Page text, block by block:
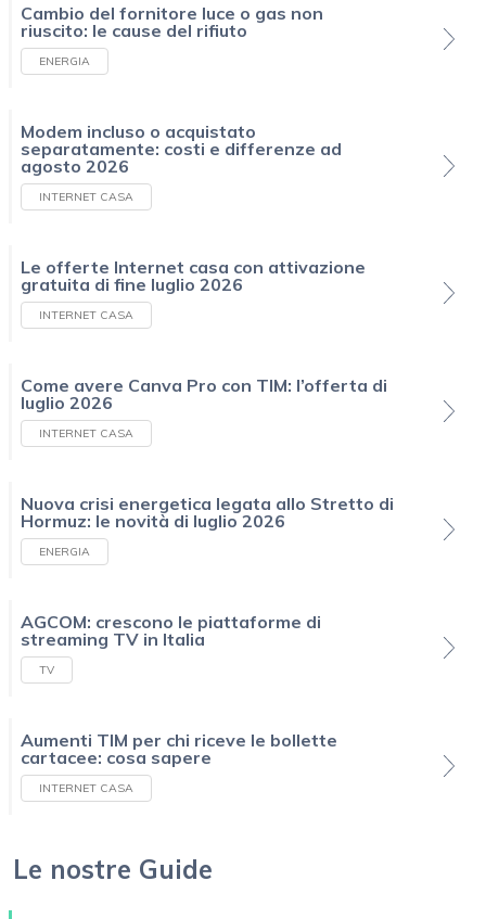
Cambio del fornitore luce o gas non
riuscito: le cause del rifiuto
ENERGIA
Modem incluso o acquistato
separatamente: costi e differenze ad
agosto 2026
INTERNET CASA
Le offerte Internet casa con attivazione
gratuita di fine luglio 2026
INTERNET CASA
Come avere Canva Pro con TIM: l’offerta di
luglio 2026
INTERNET CASA
Nuova crisi energetica legata allo Stretto di
Hormuz: le novità di luglio 2026
ENERGIA
AGCOM: crescono le piattaforme di
streaming TV in Italia
TV
Aumenti TIM per chi riceve le bollette
cartacee: cosa sapere
INTERNET CASA
Le nostre Guide